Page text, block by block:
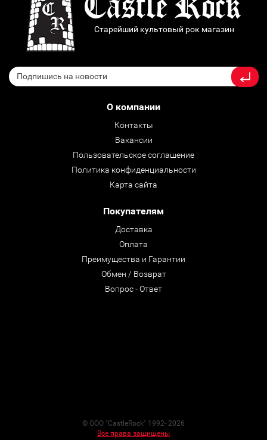
Старейший культовый рок магазин
О компании
Контакты
Вакансии
Пользовательское соглашение
Политика конфиденциальности
Карта сайта
Покупателям
Доставка
Оплата
Преимущества и Гарантии
Обмен / Возврат
Вопрос - Ответ
© ООО "CastleRock" 1992- 2026
Все права защищены